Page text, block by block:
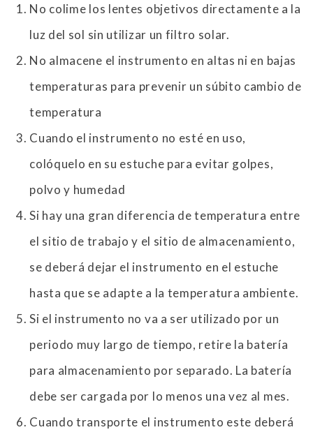
No colime los lentes objetivos directamente a la
luz del sol sin utilizar un filtro solar.
No almacene el instrumento en altas ni en bajas
temperaturas para prevenir un súbito cambio de
temperatura
Cuando el instrumento no esté en uso,
colóquelo en su estuche para evitar golpes,
polvo y humedad
Si hay una gran diferencia de temperatura entre
el sitio de trabajo y el sitio de almacenamiento,
se deberá dejar el instrumento en el estuche
hasta que se adapte a la temperatura ambiente.
Si el instrumento no va a ser utilizado por un
periodo muy largo de tiempo, retire la batería
para almacenamiento por separado. La batería
debe ser cargada por lo menos una vez al mes.
Cuando transporte el instrumento este deberá